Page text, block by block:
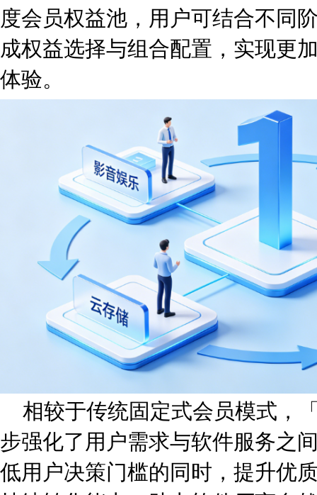
度会员权益池，用户可结合不同
成权益选择与组合配置，实现更
体验。
相较于传统固定式会员模式，
步强化了用户需求与软件服务之
低用户决策门槛的同时，提升优